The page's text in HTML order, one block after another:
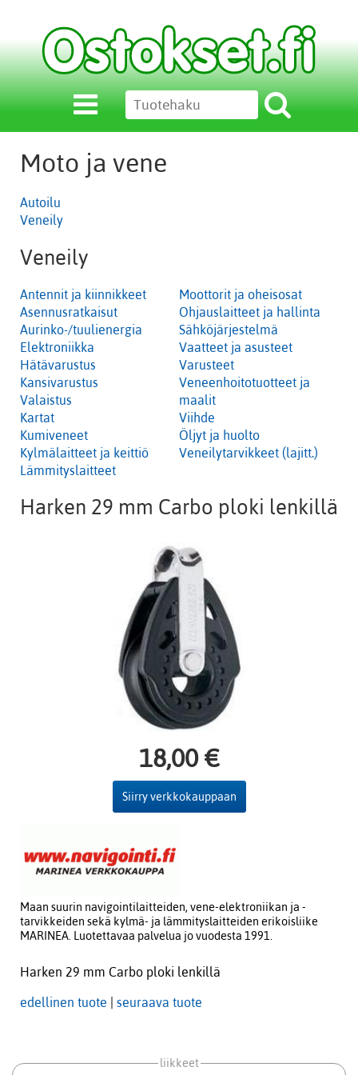
Moto ja vene
Autoilu
Veneily
Veneily
Antennit ja kiinnikkeet
Asennusratkaisut
Aurinko-/tuulienergia
Elektroniikka
Hätävarustus
Kansivarustus
Valaistus
Kartat
Kumiveneet
Kylmälaitteet ja keittiö
Lämmityslaitteet
Moottorit ja oheisosat
Ohjauslaitteet ja hallinta
Sähköjärjestelmä
Vaatteet ja asusteet
Varusteet
Veneenhoitotuotteet ja
maalit
Viihde
Öljyt ja huolto
Veneilytarvikkeet (lajitt.)
Harken 29 mm Carbo ploki lenkillä
18,00 €
Siirry verkkokauppaan
Maan suurin navigointilaitteiden, vene-elektroniikan ja -
tarvikkeiden sekä kylmä- ja lämmityslaitteiden erikoisliike
MARINEA. Luotettavaa palvelua jo vuodesta 1991.
Harken 29 mm Carbo ploki lenkillä
edellinen tuote seuraava tuote
liikkeet